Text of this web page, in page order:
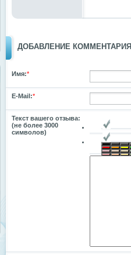
ДОБАВЛЕНИЕ КОММЕНТАРИЯ
Имя:*
E-Mail:*
Текст вашего отзыва:
(не более 3000
символов)